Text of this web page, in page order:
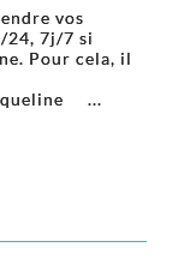
vos
24, 7j/7 si
Pour cela, il
...